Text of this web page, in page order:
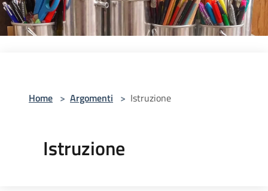
Home > Argomenti > Istruzione
Istruzione